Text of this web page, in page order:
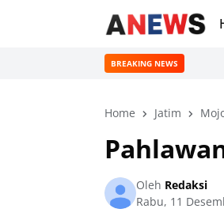
BREAKING NEWS
Home Jatim
Oleh Redaksi
Rabu, 11